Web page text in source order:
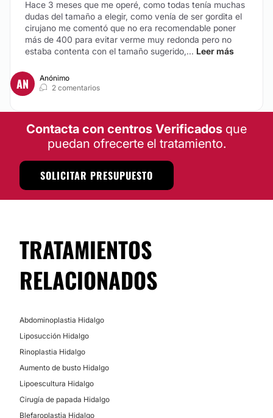
Financiación o facilidades de pago:
No
Cirugía plástica reconstructiva
Cirugía varices
Braquioplastia
Reconstrucción mamaria
MEDICINA ESTÉTICA
Eliminación de cicatrices
Hace 3 meses que me operé, como todas tenía muchas
dudas del tamaño a elegir, como venía de ser gordita el
cirujano me comentó que no era recomendable poner
más de 400 para evitar verme muy redonda pero no
estaba contenta con el tamaño sugerido,... Leer más
AN
Anónimo
2 comentarios
Contacta con centros Verificados que
puedan ofrecerte el tratamiento.
SOLICITAR PRESUPUESTO
TRATAMIENTOS
RELACIONADOS
Abdominoplastia Hidalgo
Liposucción Hidalgo
Rinoplastia Hidalgo
Aumento de busto Hidalgo
Lipoescultura Hidalgo
Cirugía de papada Hidalgo
Blefaroplastia Hidalgo